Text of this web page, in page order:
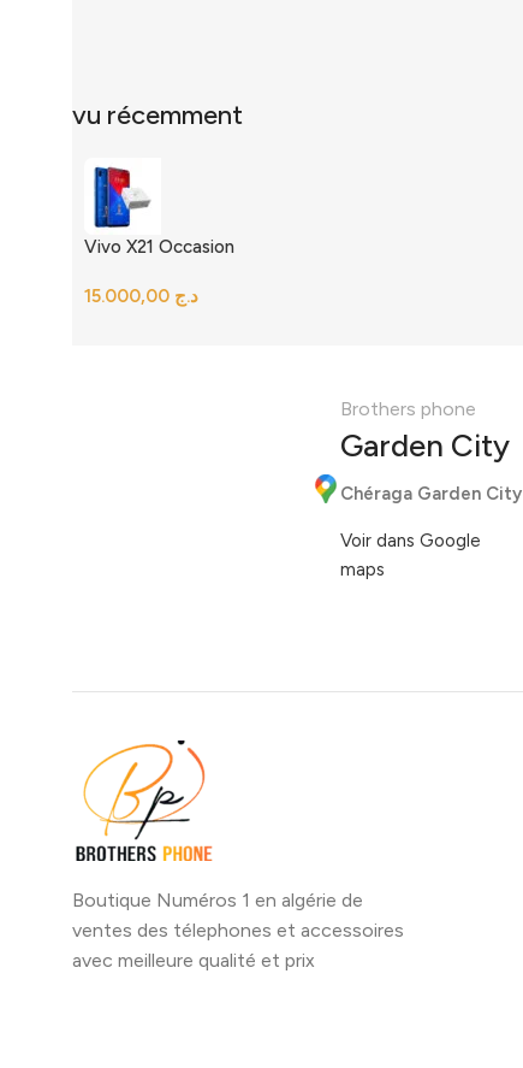
vu récemment
Vivo X21 Occasion
د.ج
Brothers phone
Garden City
Chéraga Garden City
Voir dans Google
maps
Boutique Numéros 1 en algérie de
ventes des télephones et accessoires
avec meilleure qualité et prix